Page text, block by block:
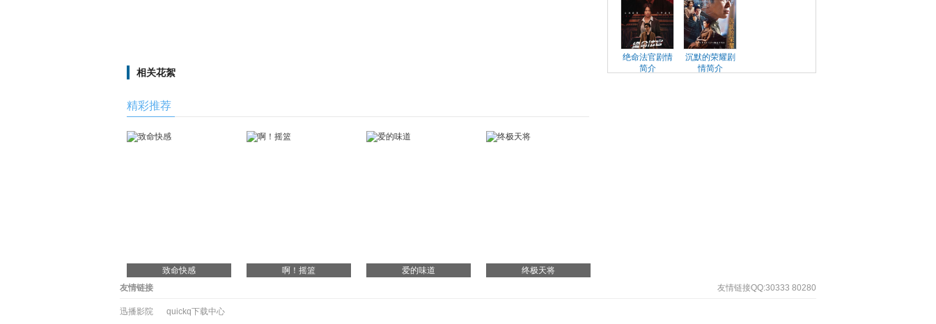
相关花絮
精彩推荐
致命快感 啊！摇篮 爱的味道 终极天将
绝命法官剧情
简介
沉默的荣耀剧
情简介
友情链接 友情链接QQ:30333 80280
迅播影院 quickq下载中心